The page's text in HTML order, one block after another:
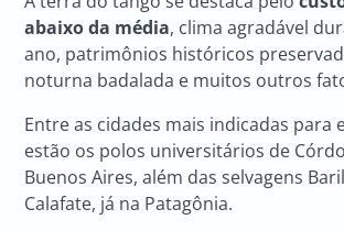
abaixo da média, clima agradável
ano, patrimônios históricos
noturna badalada e muitos outros
Entre as cidades mais indicadas para
estão os polos universitários de
Buenos Aires, além das selvagens
Calafate, já na Patagônia.